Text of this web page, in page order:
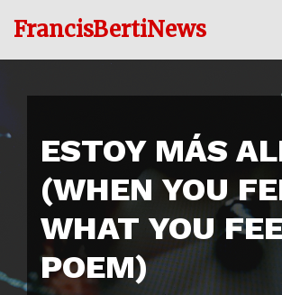
contenido
FrancisBertiNews
ESTOY MÁS
(WHEN YOU
WHAT YOU
POEM)